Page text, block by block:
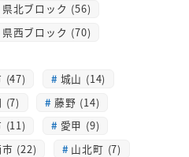
県北ブロック (56)
県西ブロック (70)
(47)
城山 (14)
(7)
藤野 (14)
(11)
愛甲 (9)
(22)
山北町 (7)